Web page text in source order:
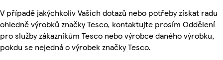
V případě jakýchkoliv Vašich dotazů nebo potřeby získat radu
ohledně výrobků značky Tesco, kontaktujte prosím Oddělení
pro služby zákazníkům Tesco nebo výrobce daného výrobku,
pokdu se nejedná o výrobek značky Tesco.